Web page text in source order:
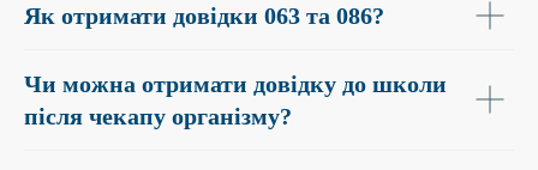
Як отримати довідки 063 та 086?
Чи можна отримати довідку до школи
після чекапу організму?